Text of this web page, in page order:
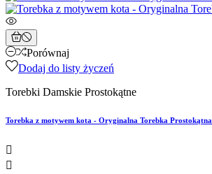
Porównaj
Dodaj do listy życzeń
Torebki Damskie Prostokątne
Torebka z motywem kota - Oryginalna Torebka Prostokątna

